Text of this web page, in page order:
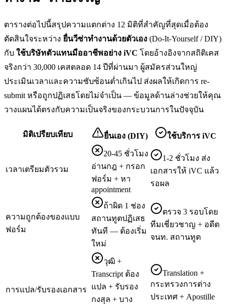
ตารางต่อไปนี้สรุปความแตกต่าง 12 มิติที่สำคัญที่สุดเมื่อต้อง
ตัดสินใจระหว่าง ยื่นวีซ่าทำงานด้วยตัวเอง (Do-It-Yourself / DIY)
กับ ใช้บริษัทตัวแทนมืออาชีพอย่าง iVC โดยอ้างอิงจากสถิติเคส
จริงกว่า 30,000 เคสตลอด 14 ปีที่ผ่านมา ผู้สมัครส่วนใหญ่
ประเมินเวลาและความซับซ้อนต่ำเกินไป ส่งผลให้เกิดการ re-
submit หรือถูกปฏิเสธโดยไม่จำเป็น — ข้อมูลด้านล่างช่วยให้คุณ
วางแผนได้ตรงกับความเป็นจริงของกระบวนการในปัจจุบัน
มิติเปรียบเทียบ ยื่นเอง (DIY) ใช้บริการ iVC
เวลาเตรียมตัวรวม
20-45 ชั่วโมง
อ่านกฎ + กรอก
ฟอร์ม + หา
appointment
1-2 ชั่วโมง ส่ง
เอกสารให้ iVC แล้ว
รอผล
ความถูกต้องของแบบ
ฟอร์ม
ถ้าผิด 1 ช่อง
สถานทูตปฏิเสธ
ทันที — ต้องเริ่ม
ใหม่
ตรวจ 3 รอบโดย
ทีมเชี่ยวชาญ + อดีต
จนท. สถานทูต
การแปล/รับรองเอกสาร
วุฒิ +
Transcript ต้อง
แปล + รับรอง
กงสุล + บาง
Translation +
กระทรวงการต่าง
ประเทศ + Apostille